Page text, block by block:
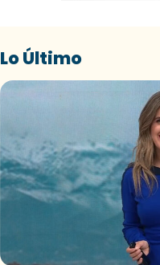
Lo Último